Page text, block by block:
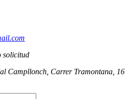
solicitud
Campllonch, Carrer Tramontana, 16